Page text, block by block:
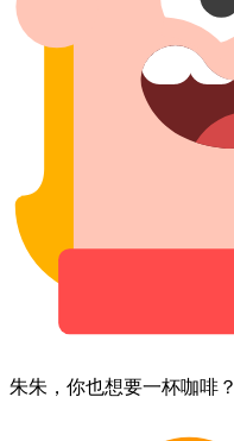
朱朱，​你​也​想要​一杯​咖啡？